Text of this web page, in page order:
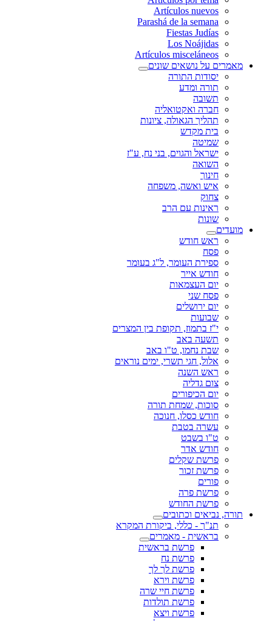
Artículos nuevos
Parashá de la semana
Fiestas Judías
Los Noájidas
Artículos misceláneos
מאמרים על נושאים שונים
יסודות התורה
תורה ומדע
תשובה
חברה ואקטואליה
תהליך הגאולה, ציונות
בית מקדש
שמיטה
ישראל והגוים, בני נח, ע"ז
השואה
חינוך
איש ואשה, משפחה
צחוק
ראינות עם הרב
שונות
מועדים
ראש חודש
פסח
ספירת העומר, ל"ג בעומר
חודש אייר
יום העצמאות
פסח שני
יום ירושלים
שבועות
י"ז בתמוז, תקופת בין המצרים
תשעה באב
שבת נחמו, ט"ו באב
אלול, חגי תשרי, ימים נוראים
ראש השנה
צום גדליה
יום הכיפורים
סוכות, שמחת תורה
חודש כסלו, חנוכה
עשרה בטבת
ט"ו בשבט
חודש אדר
פרשת שקלים
פרשת זכור
פורים
פרשת פרה
פרשת החודש
תורה, נביאים וכתובים
תנ"ך - כללי, ביקורת המקרא
בראשית - מאמרים
פרשת בראשית
פרשת נח
פרשת לך לך
פרשת וירא
פרשת חיי שרה
פרשת תולדות
פרשת ויצא